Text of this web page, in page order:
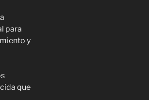
para
y
que